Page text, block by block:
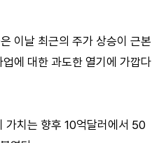
이날 최근의 주가 상승이 근본
에 대한 과도한 열기에 가깝다
가치는 향후 10억달러에서 50